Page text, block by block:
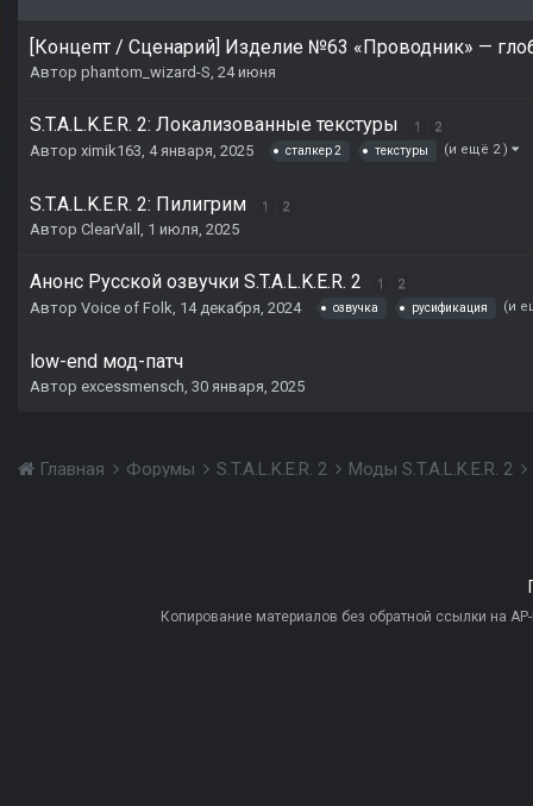
[Концепт / Сценарий] Изделие №63 «Проводник» —
Автор phantom_wizard-S, 24 июня
S.T.A.L.K.E.R. 2: Локализованные текстуры 1 2
Автор ximik163, 4 января, 2025 сталкер 2 текстуры (и ещё 2 )
S.T.A.L.K.E.R. 2: Пилигрим 1 2
Автор ClearVall , 1 июля, 2025
Анонс Русской озвучки S.T.A.L.K.E.R. 2 1 2
Автор Voice of Folk, 14 декабря, 2024 озвучка русификация (и
low-end мод-патч
Автор excessmensch, 30 января, 2025
Главная Форумы S.T.A.L.K.E.R. 2 Моды S.T.A.L.K.E.R. 2
Копирование материалов без обратной ссылки на